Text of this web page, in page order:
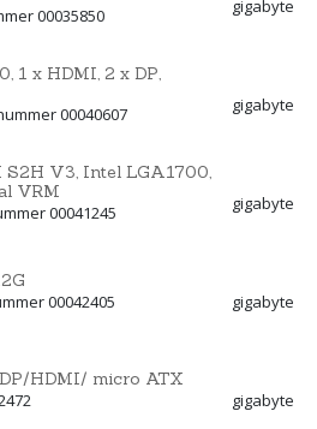
00035850
gigabyte
1 x HDMI, 2 x DP,
00040607
gigabyte
S2H V3, Intel LGA1700,
VRM
00041245
gigabyte
00042405
gigabyte
HDMI/ micro ATX
gigabyte